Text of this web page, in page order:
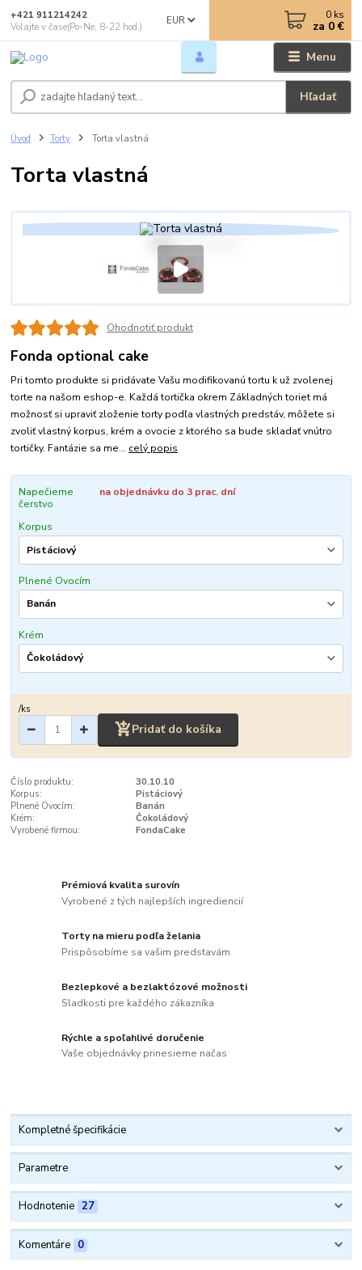
Menu
EUR
Hľadať
+421 911214242
Volajte v čase(Po-Ne, 8-22 hod.)
0 ks
za 0 €
Úvod Torty Torta vlastná
Torta vlastná
Ohodnotiť produkt
Fonda optional cake
Pri tomto produkte si pridávate Vašu modifikovanú tortu k už zvolenej
torte na našom eshop-e. Každá tortička okrem Základných toriet má
možnosť si upraviť zloženie torty podľa vlastných predstáv, môžete si
zvoliť vlastný korpus, krém a ovocie z ktorého sa bude skladať vnútro
tortičky. Fantázie sa me... celý popis
Napečieme
čerstvo
na objednávku do 3 prac. dní
Korpus
Plnené Ovocím
Krém
/ks
Pridať do košíka
Číslo produktu:
30.10.10
Korpus:
Pistáciový
Plnené Ovocím:
Banán
Krém:
Čokoládový
Vyrobené firmou:
FondaCake
Prémiová kvalita surovín
Vyrobené z tých najlepších ingrediencií
Torty na mieru podľa želania
Prispôsobíme sa vašim predstavám
Bezlepkové a bezlaktózové možnosti
Sladkosti pre každého zákazníka
Rýchle a spoľahlivé doručenie
Vaše objednávky prinesieme načas
Kompletné špecifikácie
Parametre
Hodnotenie 27
Komentáre 0